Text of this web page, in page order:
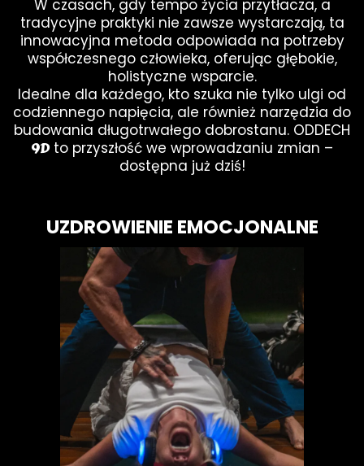
W czasach, gdy tempo życia przytłacza, a
tradycyjne praktyki nie zawsze wystarczają, ta
innowacyjna metoda odpowiada na potrzeby
współczesnego człowieka, oferując głębokie,
holistyczne wsparcie.
Idealne dla każdego, kto szuka nie tylko ulgi od
codziennego napięcia, ale również narzędzia do
budowania długotrwałego dobrostanu. ODDECH
9D to przyszłość we wprowadzaniu zmian –
dostępna już dziś!
UZDROWIENIE EMOCJONALNE